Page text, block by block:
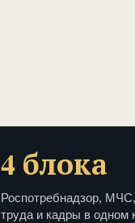
4 блока
Роспотребнадзор,
труда и кадры в одном